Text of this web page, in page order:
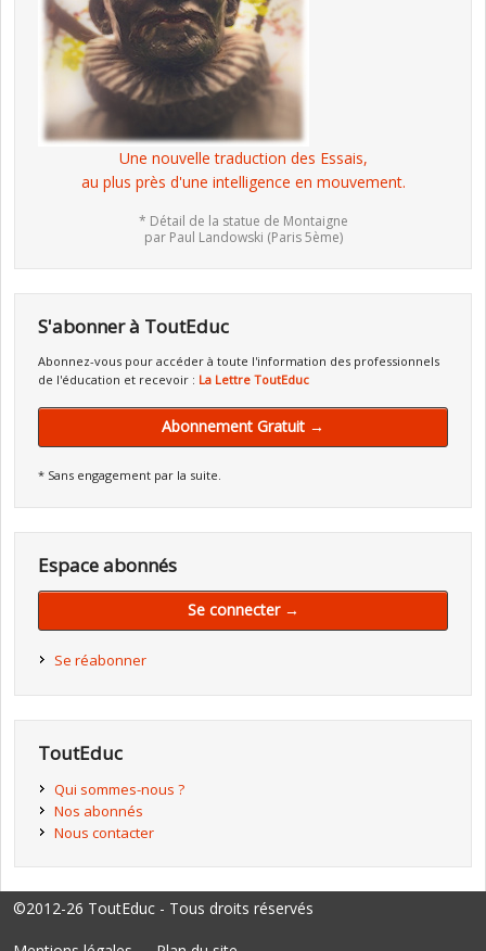
Une nouvelle traduction des Essais,
au plus près d'une intelligence en mouvement.
* Détail de la statue de Montaigne
par Paul Landowski (Paris 5ème)
S'abonner à ToutEduc
Abonnez-vous pour accéder à toute l'information des professionnels
de l'éducation et recevoir : La Lettre ToutEduc
Abonnement Gratuit →
* Sans engagement par la suite.
Espace abonnés
Se connecter →
Se réabonner
ToutEduc
Qui sommes-nous ?
Nos abonnés
Nous contacter
©2012-26 ToutEduc - Tous droits réservés